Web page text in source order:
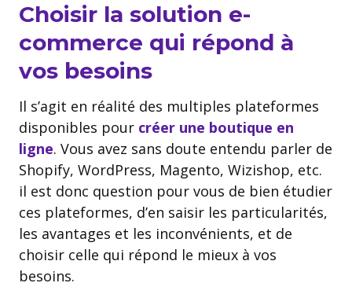
Choisir la solution e-
commerce qui répond à
vos besoins
Il s’agit en réalité des multiples plateformes
disponibles pour créer une boutique en
ligne. Vous avez sans doute entendu parler de
Shopify, WordPress, Magento, Wizishop, etc.
il est donc question pour vous de bien étudier
ces plateformes, d’en saisir les particularités,
les avantages et les inconvénients, et de
choisir celle qui répond le mieux à vos
besoins.